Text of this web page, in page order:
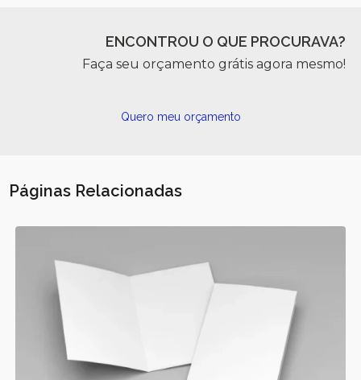
ENCONTROU O QUE PROCURAVA?
Faça seu orçamento grátis agora mesmo!
Quero meu orçamento
Páginas Relacionadas